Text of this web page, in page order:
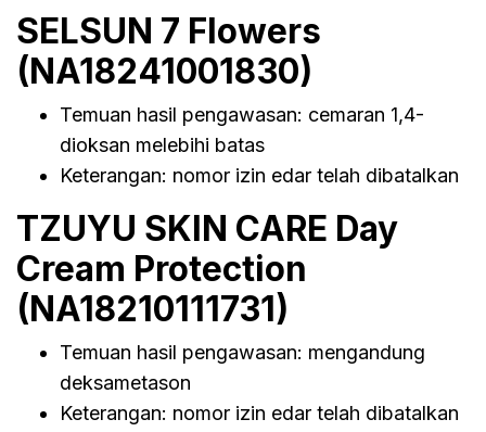
SELSUN 7 Flowers
(NA18241001830)
Temuan hasil pengawasan: cemaran 1,4-
dioksan melebihi batas
Keterangan: nomor izin edar telah dibatalkan
TZUYU SKIN CARE Day
Cream Protection
(NA18210111731)
Temuan hasil pengawasan: mengandung
deksametason
Keterangan: nomor izin edar telah dibatalkan